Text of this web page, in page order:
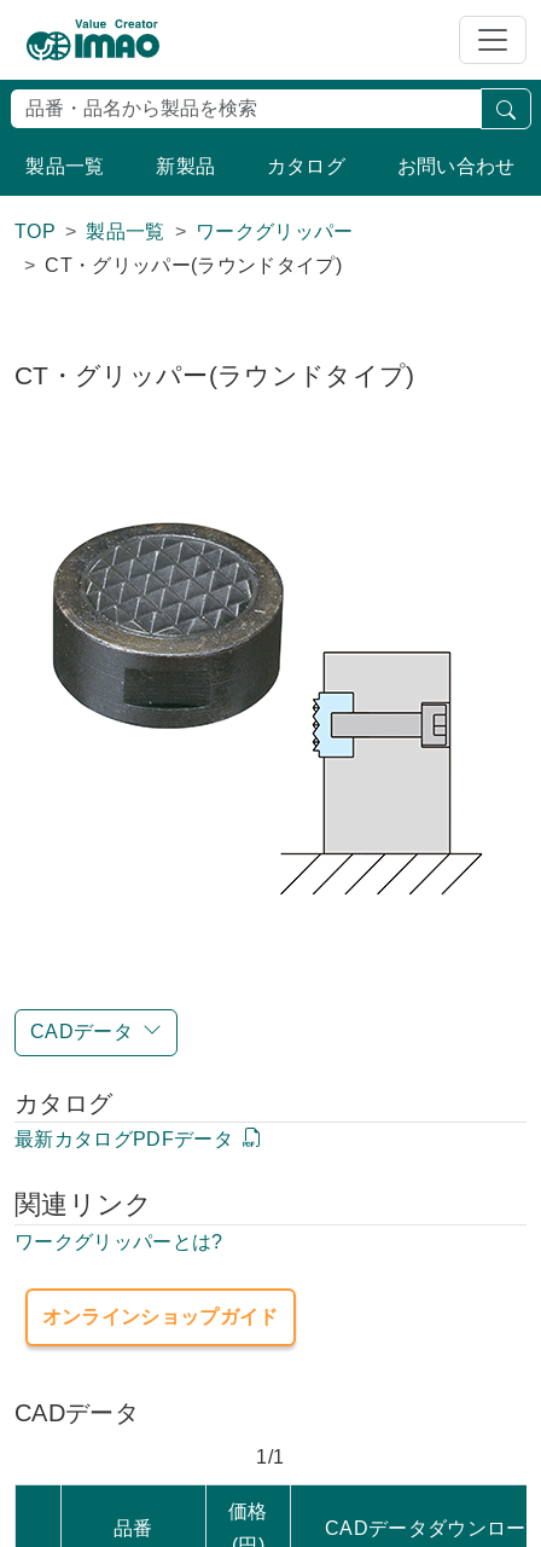
製品一覧 新製品 カタログ お問い合わせ
TOP 製品一覧
ワークグリッパー
CT・グリッパー(ラウンドタイプ)
CT・グリッパー(ラウンドタイプ)
CADデータ
カタログ
最新カタログPDFデータ
関連リンク
ワークグリッパーとは?
オンラインショップガイド
CADデータ
1/1
品番
価格
CADデータダウンロー